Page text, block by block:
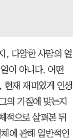
, 다양한 사람의 얼
이 아니다. 어떤
현재 재미있게 인생
의 기질에 맞는지
적으로 살펴본 뒤
에 관해 일반적인